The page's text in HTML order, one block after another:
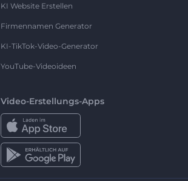
KI Website Erstellen
Firmennamen Generator
KI-TikTok-Video-Generator
YouTube-Videoideen
Video-Erstellungs-Apps